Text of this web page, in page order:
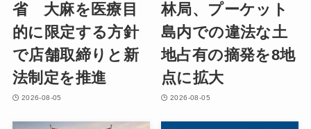
省 大麻を医療目
的に限定する方針
で店舗取締りと新
法制定を推進
2026-08-05
林局、プーケット
島内での違法な土
地占有の摘発を8地
点に拡大
2026-08-05